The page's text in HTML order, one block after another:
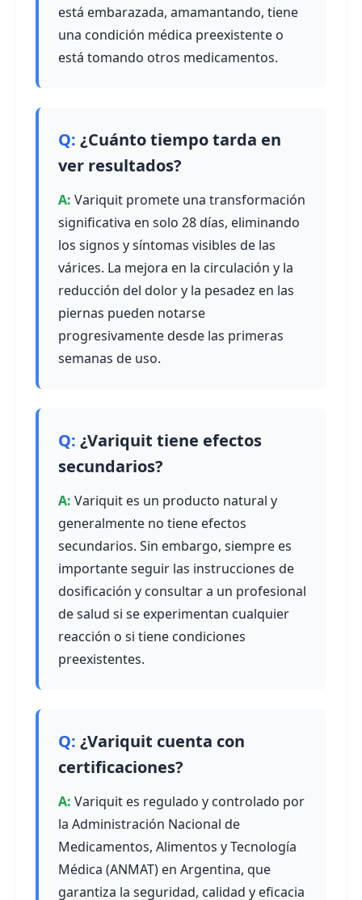
está embarazada, amamantando, tiene
una condición médica preexistente o
está tomando otros medicamentos.
¿Cuánto tiempo tarda en
ver resultados?
Variquit promete una transformación
significativa en solo 28 días, eliminando
los signos y síntomas visibles de las
várices. La mejora en la circulación y la
reducción del dolor y la pesadez en las
piernas pueden notarse
progresivamente desde las primeras
semanas de uso.
¿Variquit tiene efectos
secundarios?
Variquit es un producto natural y
generalmente no tiene efectos
secundarios. Sin embargo, siempre es
importante seguir las instrucciones de
dosificación y consultar a un profesional
de salud si se experimentan cualquier
reacción o si tiene condiciones
preexistentes.
¿Variquit cuenta con
certificaciones?
Variquit es regulado y controlado por
la Administración Nacional de
Medicamentos, Alimentos y Tecnología
Médica (ANMAT) en Argentina, que
garantiza la seguridad, calidad y eficacia